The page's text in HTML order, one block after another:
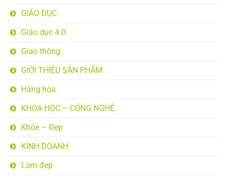
GIÁO DỤC
Giáo dục 4.0
Giao thông
GIỚI THIỆU SẢN PHẨM
Hàng hóa
KHOA HỌC – CÔNG NGHỆ
Khỏe – Đẹp
KINH DOANH
Làm đẹp